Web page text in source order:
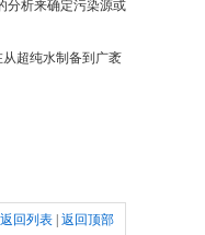
分析来确定污染源或
超纯水制备到广袤
返回列表 返回顶部